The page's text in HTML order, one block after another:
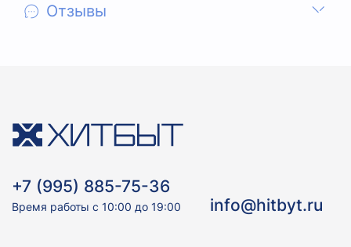
Отзывы
+7 (995) 885-75-36
Время работы с 10:00 до 19:00 info@hitbyt.ru